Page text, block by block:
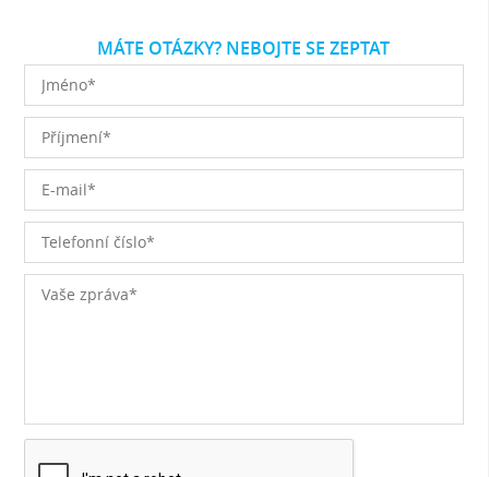
MÁTE OTÁZKY? NEBOJTE SE ZEPTAT